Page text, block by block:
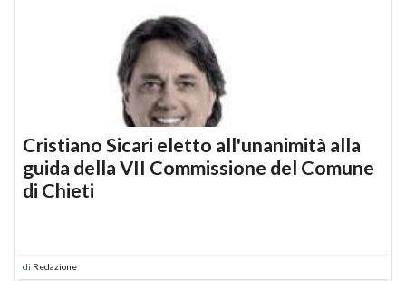
Cristiano Sicari eletto all'unanimità alla
guida della VII Commissione del Comune
di Chieti
di Redazione